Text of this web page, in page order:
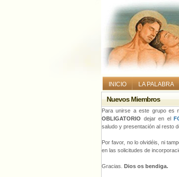
INICIO LA PALABRA
Nuevos Miembros
Para unirse a este grupo es
OBLIGATORIO dejar en el
saludo y presentación al resto
Por favor, no lo olvidéis, ni
en las solicitudes de
Gracias. Dios os bendiga.